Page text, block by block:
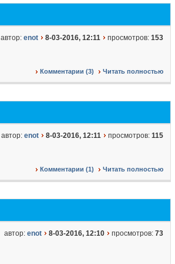
автор: enot 8-03-2016, 12:11 просмотров: 153
Комментарии (3) Читать полностью
автор: enot 8-03-2016, 12:11 просмотров: 115
Комментарии (1) Читать полностью
автор: enot 8-03-2016, 12:10 просмотров: 73